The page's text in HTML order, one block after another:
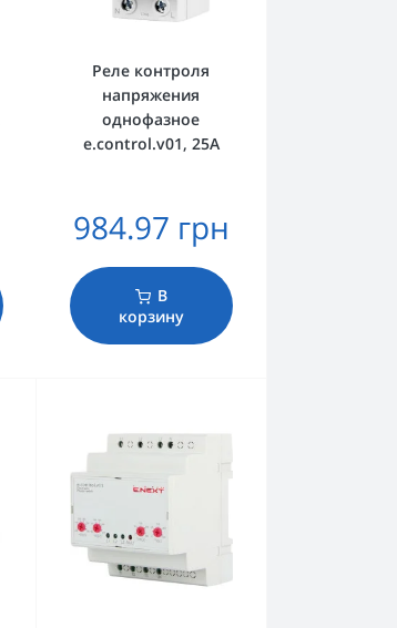
Реле контроля
напряжения
однофазное
e.control.v01, 25А
984.97 грн
В
корзину